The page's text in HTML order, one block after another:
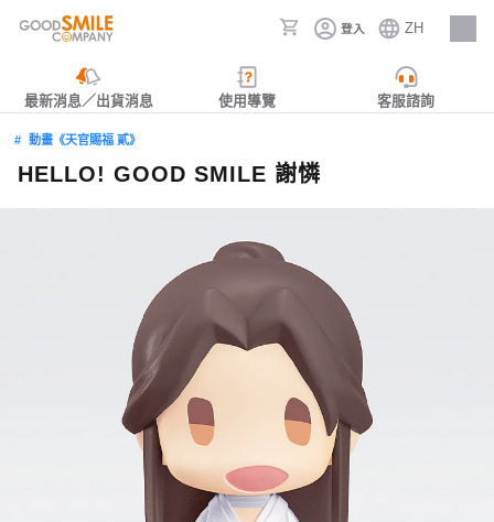
登入 ZH
人才招募
最新消息／出貨消息 使用導覽 客服諮詢
動畫《天官賜福 貳》
HELLO! GOOD SMILE 謝憐